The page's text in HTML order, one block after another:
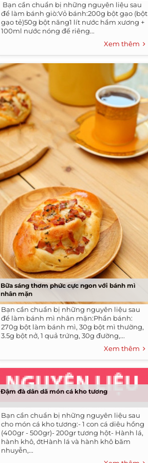
Bạn cần chuẩn bị những nguyên liệu sau
để làm bánh giò:Vỏ bánh:200g bột gạo (bột
gạo tẻ)50g bột năng1 lít nước hầm xương +
100ml nước nóng để riêng...
Xem thêm
Bữa sáng thơm phức cực ngon với bánh mì
nhân mặn
Bạn cần chuẩn bị những nguyên liệu sau
để làm bánh mì nhân mặn:Phần bánh:
270g bột làm bánh mì, 30g bột mì thường,
3.5g bột nở, 1 quả trứng, 30g đường,...
Xem thêm
Đậm đà dân dã món cá kho tương
Bạn cần chuẩn bị những nguyên liệu sau
cho món cá kho tương:- 1 con cá diêu hồng
(400gr - 500gr)- 200gr tương hột- Hành lá,
hành khô, ớtHành lá và hành khô băm
nhuyễn,...